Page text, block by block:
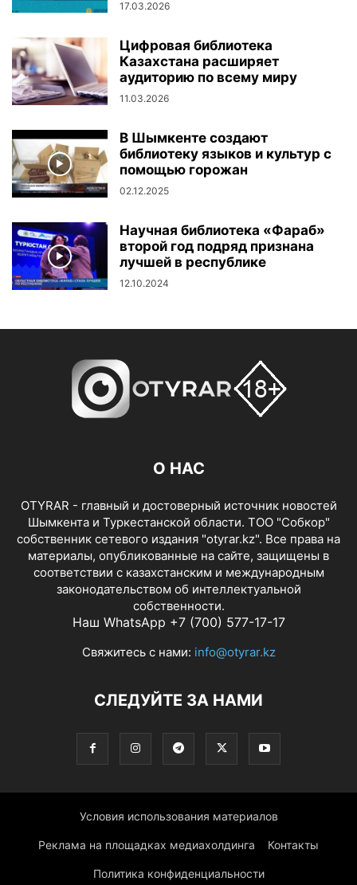
17.03.2026
Цифровая библиотека
Казахстана расширяет
аудиторию по всему миру
11.03.2026
В Шымкенте создают
библиотеку языков и культур с
помощью горожан
02.12.2025
Научная библиотека «Фараб»
второй год подряд признана
лучшей в республике
12.10.2024
О НАС
OTYRAR - главный и достоверный источник новостей
Шымкента и Туркестанской области. ТОО "Собкор"
собственник сетевого издания "otyrar.kz". Все права на
материалы, опубликованные на сайте, защищены в
соответствии с казахстанским и международным
законодательством об интеллектуальной
собственности.
Наш WhatsApp +7 (700) 577-17-17
Свяжитесь с нами: info@otyrar.kz
СЛЕДУЙТЕ ЗА НАМИ
Условия использования материалов
Реклама на площадках медиахолдинга Контакты
Политика конфиденциальности